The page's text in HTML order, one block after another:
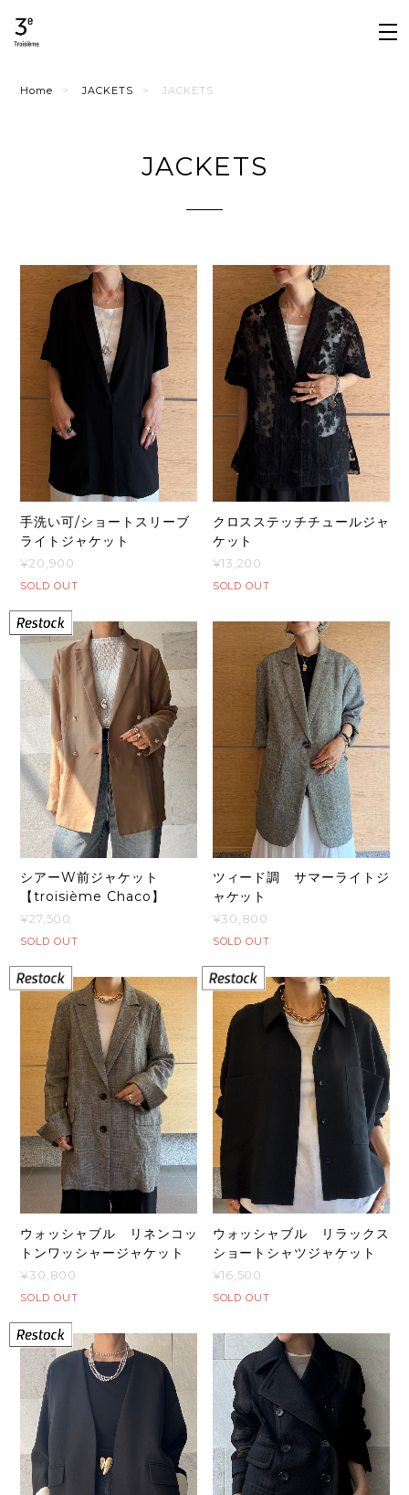
Home JACKETS JACKETS
JACKETS
手洗い可/ショートスリーブ
ライトジャケット
¥20,900
SOLD OUT
クロスステッチチュールジャ
ケット
¥13,200
SOLD OUT
シアーW前ジャケット
【troisième Chaco】
¥27,500
SOLD OUT
ツィード調 サマーライトジ
ャケット
¥30,800
SOLD OUT
ウォッシャブル リネンコッ
トンワッシャージャケット
¥30,800
SOLD OUT
ウォッシャブル リラックス
ショートシャツジャケット
¥16,500
SOLD OUT